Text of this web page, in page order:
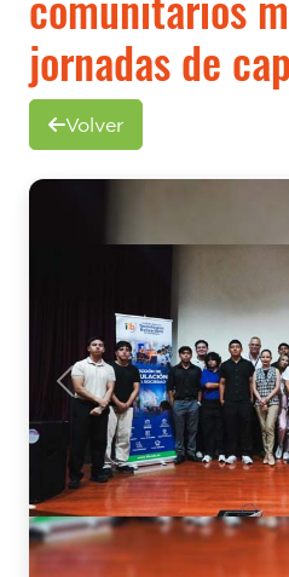
jornadas de
Volver
Previous